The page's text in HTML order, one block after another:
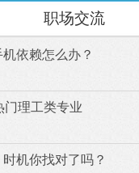
职场交流
依赖怎么办？
门理工类专业
机你找对了吗？